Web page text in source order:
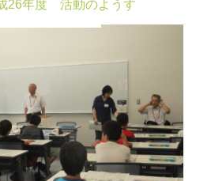
26年度 活動のようす